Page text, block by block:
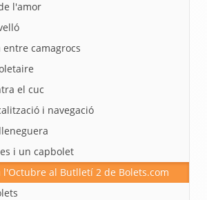
l'amor
camagrocs
el cuc
i navegació
i un capbolet
l'Octubre al Butlletí 2 de Bolets.com